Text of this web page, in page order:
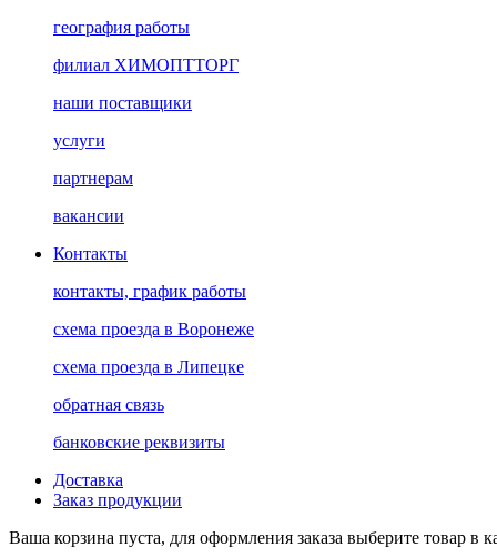
география работы
филиал ХИМОПТТОРГ
наши поставщики
услуги
партнерам
вакансии
Контакты
контакты, график работы
схема проезда в Воронеже
схема проезда в Липецке
обратная связь
банковские реквизиты
Доставка
Заказ продукции
Ваша корзина пуста, для оформления заказа выберите товар в